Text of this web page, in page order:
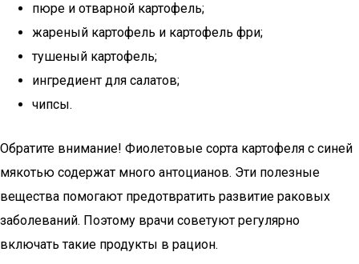
пюре и отварной картофель;
жареный картофель и картофель фри;
тушеный картофель;
ингредиент для салатов;
чипсы.
Обратите внимание! Фиолетовые сорта картофеля с синей
мякотью содержат много антоцианов. Эти полезные
вещества помогают предотвратить развитие раковых
заболеваний. Поэтому врачи советуют регулярно
включать такие продукты в рацион.